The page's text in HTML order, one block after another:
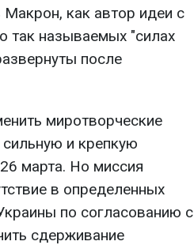
как автор идеи с
так называемых "силах
после
миротворческие
и крепкую
марта. Но миссия
в определенных
по согласованию с
сдерживание